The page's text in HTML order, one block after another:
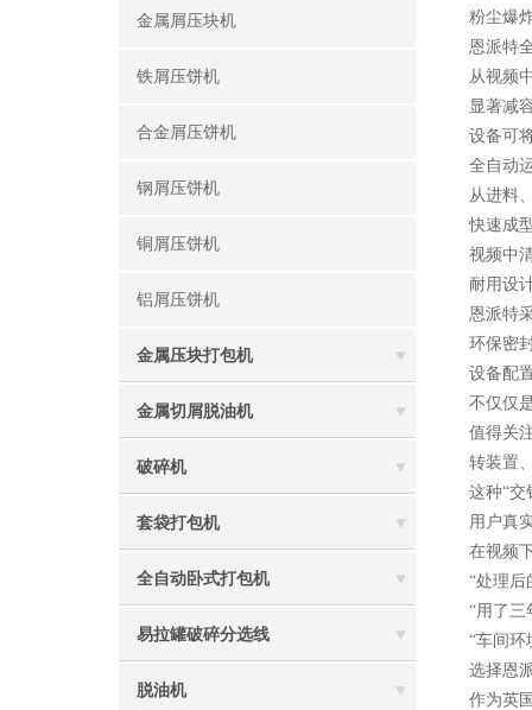
金属屑压块机
铁屑压饼机
合金屑压饼机
钢屑压饼机
铜屑压饼机
铝屑压饼机
金属压块打包机
金属切屑脱油机
破碎机
套袋打包机
全自动卧式打包机
易拉罐破碎分选线
脱油机
粉尘爆
恩派特
从视频
显著减
设备可
全自动
从进料
快速成
视频中
耐用设
恩派特
环保密
设备配
不仅仅
值得关
转装置
这种“交
用户真
在视频
“处理后
“用了三
“车间环
选择恩
作为英